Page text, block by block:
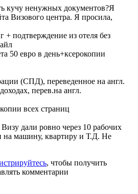
кучу ненужных документов?Я
Визового центра. Я просила,
+ подтверждение из отеля без
50 евро в день+ксерокопии
(СПД), переведенное на англ.
перев.на англ.
всех страниц
дали ровно через 10 рабочих
на машину, квартиру и Т.Д. Не
, чтобы получить
комментарии